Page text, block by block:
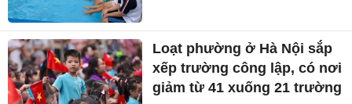
Loạt phường ở Hà Nội sắp
xếp trường công lập, có nơi
giảm từ 41 xuống 21 trường